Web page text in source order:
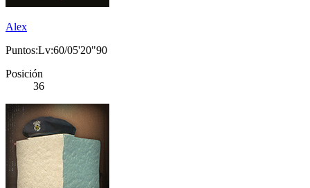
Alex
Puntos:Lv:60/05'20"90
Posición
36